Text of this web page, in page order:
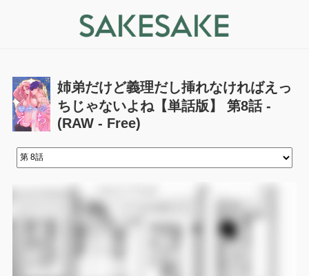
姉弟だけど義理だし挿れなければえっ
ちじゃないよね【単話版】 第8話 -
(RAW - Free)